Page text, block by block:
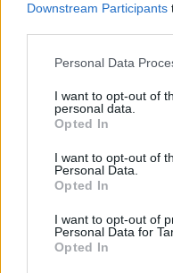
Downstream Participants
Personal Data
I want to opt-out of
personal data.
Opted In
I want to opt-out of
Personal Data.
Opted In
I want to opt-out of
Personal Data for
Opted In